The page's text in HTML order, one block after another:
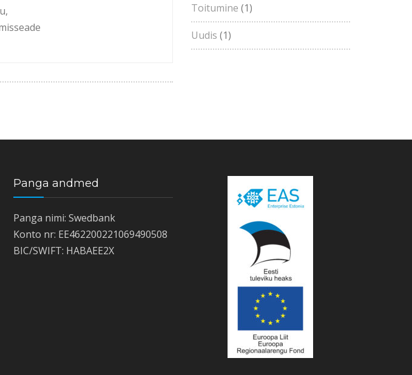
Toitumine (1)
Uudis (1)
Panga andmed
Panga nimi: Swedbank
Konto nr: EE462200221069490508
BIC/SWIFT: HABAEE2X